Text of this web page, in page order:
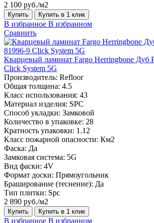
2 100 руб./м2
Купить Купить в 1 клик
В избранное В избранном
Сравнить
Кварцевый ламинат Fargo Herringbone Дуб
Click System 5G
Производитель: Refloor
Общая толщина: 4.5
Класс использования: 43
Материал изделия: SPC
Способ укладки: Замковой
Количество в упаковке: 28
Кратность упаковки: 1.12
Класс пожарной опасности: Км2
Фаска: Да
Замковая система: 5G
Вид фаски: 4V
Формат доски: Прямоугольник
Браширование (теснение): Да
Тип плитки: Spc
2 890 руб./м2
Купить Купить в 1 клик
В избранное В избранном